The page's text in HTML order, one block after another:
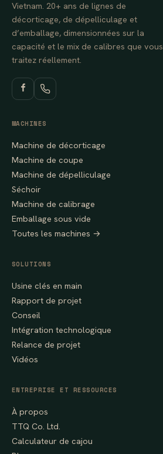
Vietnam. 20+ ans de lignes de
décorticage, de dépelliculage et
d’emballage, dimensionnées sur la
capacité et le mix de calibres que vous
traitez réellement.
MACHINES
Machine de décorticage
Machine de coupe
Machine de dépelliculage
Séchoir
Machine de calibrage
Emballage sous vide
Toutes les machines →
SOLUTIONS
Usine clés en main
Rapport de projet
Conseil
Intégration technologique
Relance de projet
Vidéos
ENTREPRISE ET RESSOURCES
À propos
TTQ Co. Ltd.
Calculateur de cajou